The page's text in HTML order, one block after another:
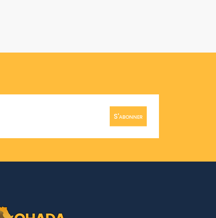
S'abonner